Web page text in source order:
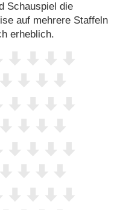
Schauspiel die
auf mehrere Staffeln
erheblich.